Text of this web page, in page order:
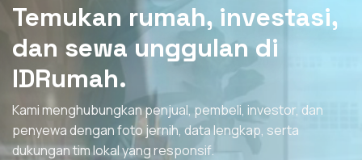
Temukan rumah, investasi,
dan sewa unggulan di
IDRumah.
Kami menghubungkan penjual, pembeli, investor, dan
penyewa dengan foto jernih, data lengkap, serta
dukungan tim lokal yang responsif.